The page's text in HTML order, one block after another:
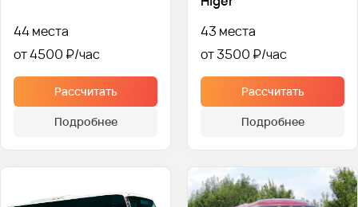
44 места
от 4500 ₽
Рассчитать
Подробнее
43 места
от 3500 ₽
Рассчитать
Подробнее